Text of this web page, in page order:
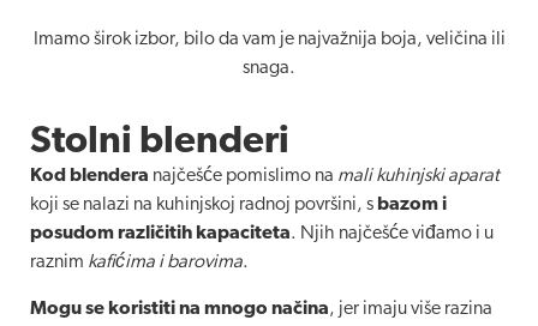
Imamo širok izbor, bilo da vam je najvažnija boja, veličina ili
snaga.
Stolni blenderi
Kod blendera najčešće pomislimo na mali kuhinjski aparat
koji se nalazi na kuhinjskoj radnoj površini, s bazom i
posudom različitih kapaciteta. Njih najčešće viđamo i u
raznim kafićima i barovima.
Mogu se koristiti na mnogo načina, jer imaju više razina